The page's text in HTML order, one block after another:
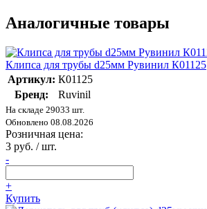
Аналогичные товары
Клипса для трубы d25мм Рувинил К01125
Артикул: К01125
Бренд:
Ruvinil
На складе 29033 шт.
Обновлено 08.08.2026
Розничная цена:
3 руб. / шт.
-
+
Купить